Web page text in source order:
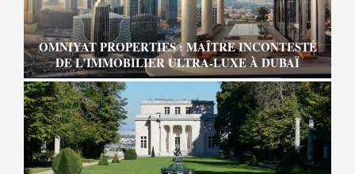
OMNIYAT PROPERTIES : MAÎTRE INCONTESTÉ
DE L’IMMOBILIER ULTRA-LUXE À DUBAÏ